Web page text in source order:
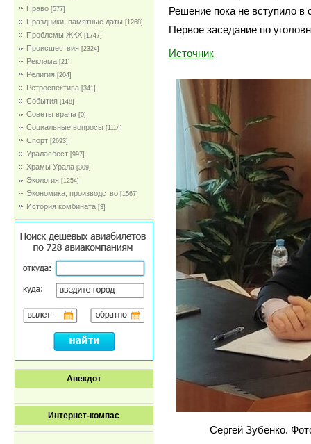
Право [577]
Праздники, памятные даты [1268]
Проблемы ЖКХ [1747]
Проиcшествия [2324]
Реклама [21]
Религия [204]
Ретроспектива [341]
События [148]
Советы врача [0]
Социальные вопросы [1114]
Спорт [2693]
Ураласбест [997]
Храмы Урала [309]
Экология [1254]
Экономика, производство [1567]
История комбината [3]
Анекдот
Интернет-компас
Решение пока не вступило в
Первое заседание по
Источник
Сергей Зубенко.